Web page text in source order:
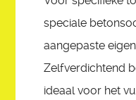
speciale
aangepaste
Zelfverdichtend
ideaal voor het